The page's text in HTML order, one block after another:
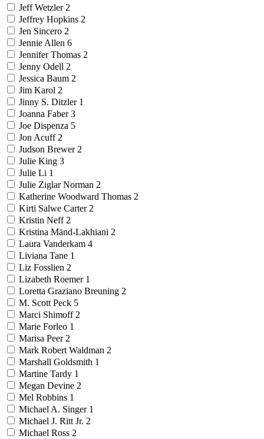
Jeff Wetzler 2
Jeffrey Hopkins 2
Jen Sincero 2
Jennie Allen 6
Jennifer Thomas 2
Jenny Odell 2
Jessica Baum 2
Jim Karol 2
Jinny S. Ditzler 1
Joanna Faber3
Joe Dispenza 5
Jon Acuff 2
Judson Brewer 2
Julie King 3
Julie Li 1
Julie Ziglar Norman 2
Katherine Woodward Thomas 2
Kirti Salwe Carter 2
Kristin Neff 2
Kristina Mänd-Lakhiani 2
Laura Vanderkam 4
Liviana Tane 1
Liz Fosslien 2
Lizabeth Roemer 1
Loretta Graziano Breuning 2
M. Scott Peck 5
Marci Shimoff 2
Marie Forleo 1
Marisa Peer 2
Mark Robert Waldman 2
Marshall Goldsmith 1
Martine Tardy 1
Megan Devine 2
Mel Robbins 1
Michael A. Singer 1
Michael J. Ritt Jr. 2
Michael Ross 2